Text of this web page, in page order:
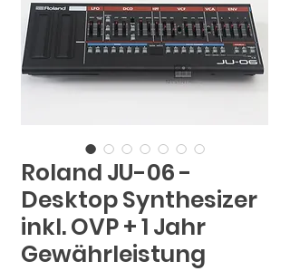
Roland JU-06 -
Desktop Synthesizer
inkl. OVP + 1 Jahr
Gewährleistung